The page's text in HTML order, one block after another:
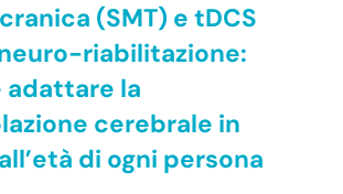
(SMT) e tDCS
riabilitazione:
adattare la
cerebrale in
di ogni persona